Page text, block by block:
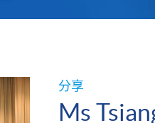
分享
Ms